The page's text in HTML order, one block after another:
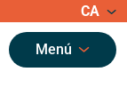
CA
Menú